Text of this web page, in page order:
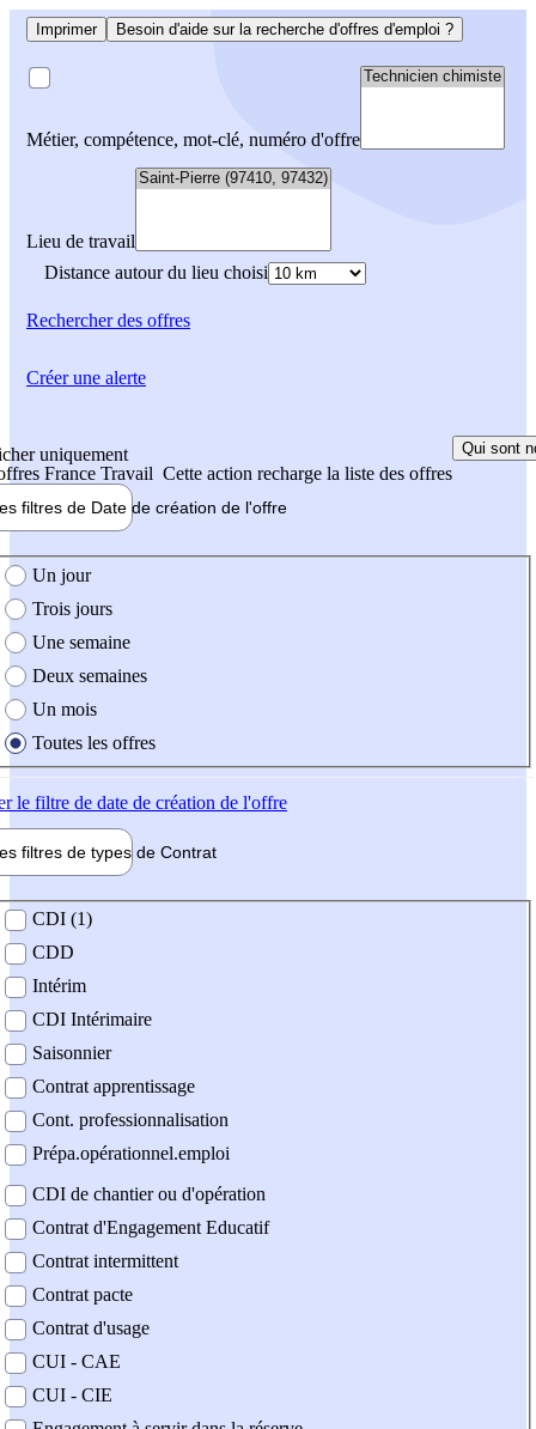
Imprimer Besoin d'aide sur la recherche d'offres d'emploi ?
Métier, compétence, mot-clé, numéro d'offre
Lieu de travail
Distance autour du lieu choisi
Rechercherdes offres
uniquement
France Travail Cette action recharge la liste des offres
Qui sont
filtres de Date de création de l'offre
création de l'offre
Un jour
Trois jours
Une semaine
Deux semaines
Un mois
Toutes les offres
le filtre de date de création de l'offre
filtres de types de Contrat
contrat
CDI (1)
CDD
Intérim
CDI Intérimaire
Saisonnier
Contrat apprentissage
Cont. professionnalisation
Prépa.opérationnel.emploi
CDI de chantier ou d'opération
Contrat d'Engagement Educatif
Contrat intermittent
Contrat pacte
Contrat d'usage
CUI - CAE
CUI - CIE
Créer une alerte